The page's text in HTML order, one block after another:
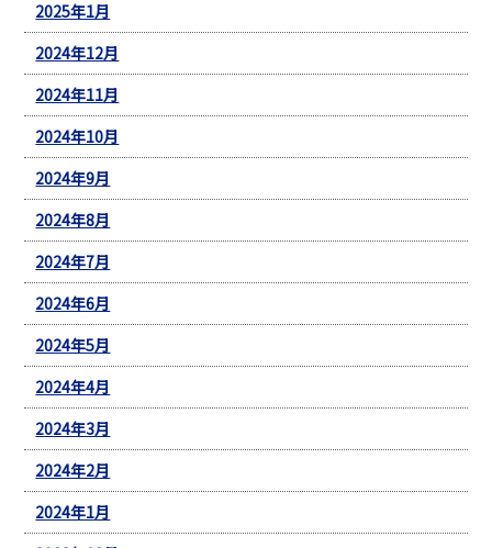
2025年1月
2024年12月
2024年11月
2024年10月
2024年9月
2024年8月
2024年7月
2024年6月
2024年5月
2024年4月
2024年3月
2024年2月
2024年1月